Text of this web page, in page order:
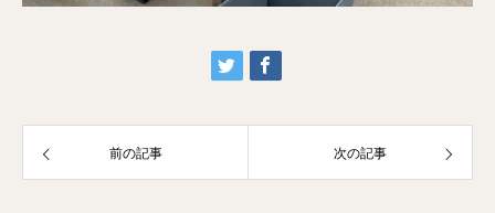
前の記事 次の記事